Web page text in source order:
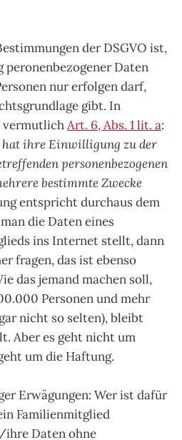
der DSGVO ist,
peronenbezogener Daten
nur erfolgen darf,
gibt. In
vermutlichArt. 6, Abs. 1 lit. a:
hat ihre Einwilligung zu der
personenbezogenen
bestimmte Zwecke
entspricht durchaus dem
die Daten eines
ins Internet stellt, dann
fragen, das ist ebenso
das jemand machen soll,
Personen und mehr
nicht so selten), bleibt
Aber es geht nicht um
um die Haftung.
Erwägungen: Wer ist dafür
Familienmitglied
ihre Daten ohne